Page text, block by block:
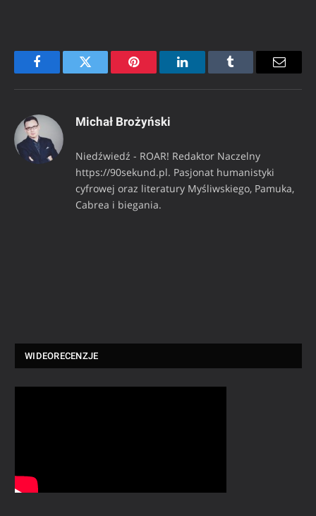
FacebookTwitter Pinterest LinkedInTumblr Email
Michał Brożyński
Niedźwiedź - ROAR! Redaktor Naczelny
https://90sekund.pl. Pasjonat humanistyki
cyfrowej oraz literatury Myśliwskiego, Pamuka,
Cabrea i biegania.
WIDEORECENZJE